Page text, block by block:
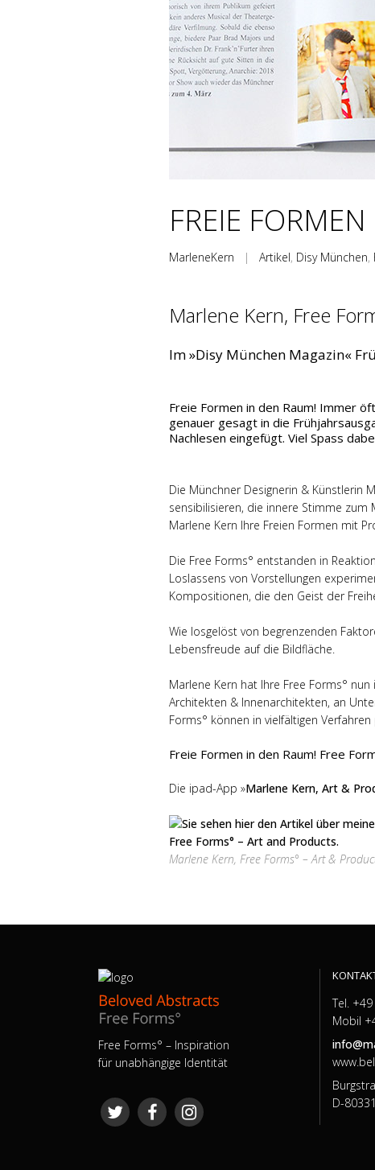
FREIE
MarleneKern | Artikel, Disy München,
Marlene Kern, Free
Im »Disy München Magazin«
Freie Formen in den Raum! Immer
genauer gesagt in die
Nachlesen eingefügt. Viel Spass
Die Münchner Designerin & Künstlerin
sensibilisieren, die innere Stimme
Marlene Kern Ihre Freien Formen mit
Die Free Forms° entstanden in
Loslassens von Vorstellungen
Kompositionen, die den Geist der
Wie losgelöst von begrenzenden
Lebensfreude auf die Bildfläche.
Marlene Kern hat Ihre Free Forms°
Architekten & Innenarchitekten, an
Forms° können in vielfältigen
Freie Formen in den Raum! Free
Die ipad-App »Marlene Kern, Art &
Marlene Kern, Free Forms° – Art &
Free Forms° – Inspiration
für unabhängige Identität
Tel.
Mobil
D-